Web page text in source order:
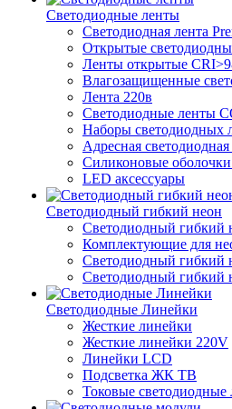
Светодиодные ленты
Светодиодная лента
Открытые
Ленты открытые
Влагозащищенные
Лента 220в
Светодиодные ленты
Наборы светодиодных
Адресная светодиодная
Силиконовые
LED аксессуары
Светодиодный гибкий неон
Светодиодный гибкий
Комплектующие для
Светодиодный гибкий
Светодиодный гибкий
Светодиодные Линейки
Жесткие линейки
Жесткие линейки 220V
Линейки LCD
Подсветка ЖК ТВ
Токовые светодиодные